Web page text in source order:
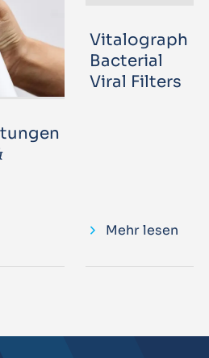
Vitalograph
Bacterial
Viral Filters
Mehr lesen